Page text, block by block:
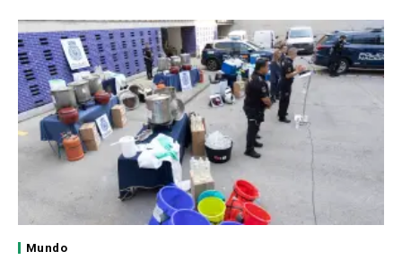
Mundo